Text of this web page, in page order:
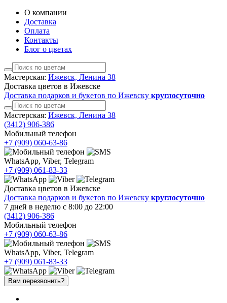
О компании
Доставка
Оплата
Контакты
Блог о цветах
Мастерская: Ижевск, Ленина 38
Доставка цветов в Ижевске
Доставка подарков и букетов по Ижевску круглосуточно
Мастерская: Ижевск, Ленина 38
(3412) 906-386
Мобильный телефон
+7 (909) 060-63-86
WhatsApp, Viber, Telegram
+7 (909) 061-83-33
Доставка цветов в Ижевске
Доставка подарков и букетов по Ижевску круглосуточно
7 дней в неделю с 8:00 до 22:00
(3412) 906-386
Мобильный телефон
+7 (909) 060-63-86
WhatsApp, Viber, Telegram
+7 (909) 061-83-33
Вам перезвонить?